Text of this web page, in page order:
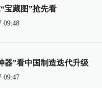
宝藏图”抢先看
09:48
器”看中国制造迭代升级
09:47